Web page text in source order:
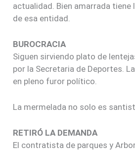
actualidad. Bien amarrada tiene
de esa entidad.
BUROCRACIA
Siguen sirviendo plato de
por la Secretaria de Deportes.
en pleno furor político.
La mermelada no solo es
RETIRÓ LA DEMANDA
El contratista de parques y